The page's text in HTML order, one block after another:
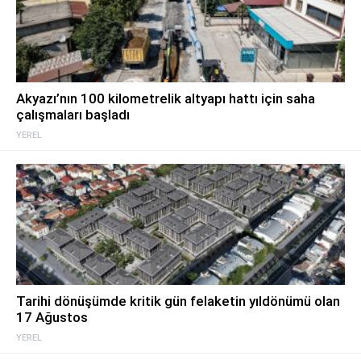
YEREL
Akyazı’nın 100 kilometrelik altyapı hattı için saha
çalışmaları başladı
YEREL
Tarihi dönüşümde kritik gün felaketin yıldönümü olan
17 Ağustos